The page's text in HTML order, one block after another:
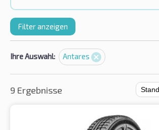
Filter anzeigen
Ihre Auswahl: Antares
9 Ergebnisse